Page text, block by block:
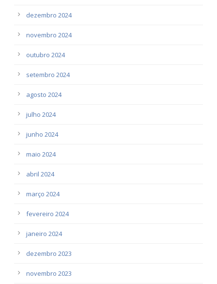
dezembro 2024
novembro 2024
outubro 2024
setembro 2024
agosto 2024
julho 2024
junho 2024
maio 2024
abril 2024
março 2024
fevereiro 2024
janeiro 2024
dezembro 2023
novembro 2023